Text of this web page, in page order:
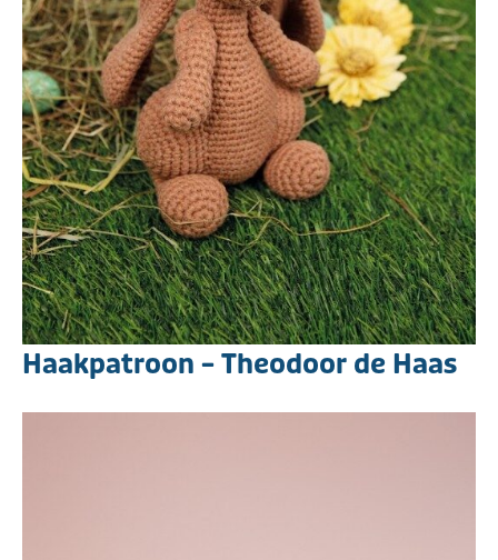
Haakpatroon – Theodoor de Haas